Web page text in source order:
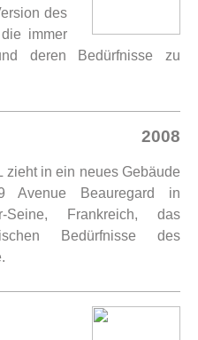
des
immer
deren Bedürfnisse zu
2008
zieht in ein neues Gebäude
Beauregard in
Seine, Frankreich, das
Bedürfnisse des